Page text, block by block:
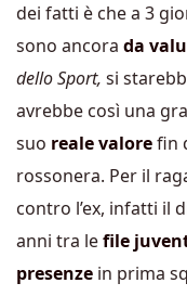
dei fatti è che a 3
sono ancora da
dello Sport, si
avrebbe così una
suo reale valorefin
rossonera. Per il
contro l’ex, infatti il
anni tra lefile
presenze in prima